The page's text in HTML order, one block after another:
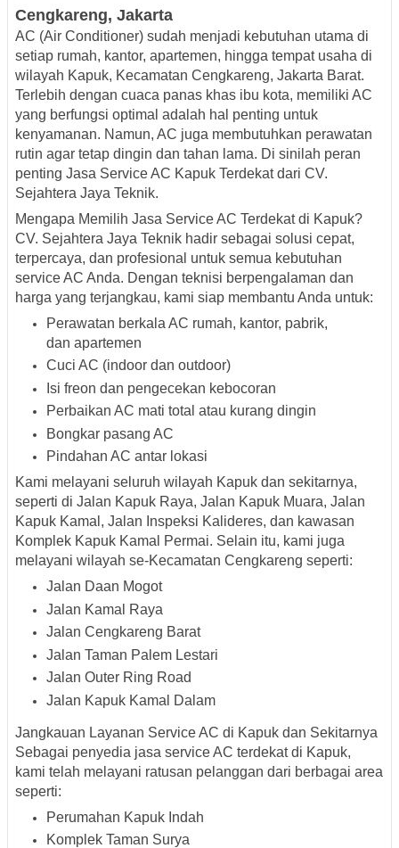
Cengkareng, Jakarta
AC (Air Conditioner) sudah menjadi kebutuhan utama di
setiap rumah, kantor, apartemen, hingga tempat usaha di
wilayah Kapuk, Kecamatan Cengkareng, Jakarta Barat.
Terlebih dengan cuaca panas khas ibu kota, memiliki AC
yang berfungsi optimal adalah hal penting untuk
kenyamanan. Namun, AC juga membutuhkan perawatan
rutin agar tetap dingin dan tahan lama. Di sinilah peran
penting Jasa Service AC Kapuk Terdekat dari CV.
Sejahtera Jaya Teknik.
Mengapa Memilih Jasa Service AC Terdekat di Kapuk?
CV. Sejahtera Jaya Teknik hadir sebagai solusi cepat,
terpercaya, dan profesional untuk semua kebutuhan
service AC Anda. Dengan teknisi berpengalaman dan
harga yang terjangkau, kami siap membantu Anda untuk:
Perawatan berkala AC rumah, kantor, pabrik,
dan apartemen
Cuci AC (indoor dan outdoor)
Isi freon dan pengecekan kebocoran
Perbaikan AC mati total atau kurang dingin
Bongkar pasang AC
Pindahan AC antar lokasi
Kami melayani seluruh wilayah Kapuk dan sekitarnya,
seperti di Jalan Kapuk Raya, Jalan Kapuk Muara, Jalan
Kapuk Kamal , Jalan Inspeksi Kalideres, dan kawasan
Komplek Kapuk Kamal Permai. Selain itu, kami juga
melayani wilayah se-Kecamatan Cengkareng seperti:
Jalan Daan Mogot
Jalan Kamal Raya
Jalan Cengkareng Barat
Jalan Taman Palem Lestari
Jalan Outer Ring Road
Jalan Kapuk Kamal Dalam
Jangkauan Layanan Service AC di Kapuk dan Sekitarnya
Sebagai penyedia jasa service AC terdekat di Kapuk,
kami telah melayani ratusan pelanggan dari berbagai area
seperti:
Perumahan Kapuk Indah
Komplek Taman Surya